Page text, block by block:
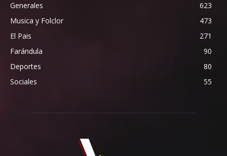
Generales
623
Musica y Folclor
473
El Pais
271
Farándula
90
Deportes
80
Sociales
55